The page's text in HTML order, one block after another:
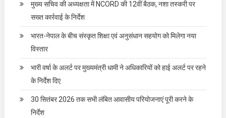
मुख्य सचिव की अध्यक्षता में NCORD की 12वीं बैठक, नशा तस्करी पर
सख्त कार्रवाई के निर्देश
भारत-नेपाल के बीच संस्कृत शिक्षा एवं अनुसंधान सहयोग को मिलेगा नया
विस्तार
भारी वर्षा के अलर्ट पर मुख्यमंत्री धामी ने अधिकारियों को हाई अलर्ट पर रहने
के निर्देश दिए
30 सितंबर 2026 तक सभी लंबित आवासीय परियोजनाएं पूरी करने के
निर्देश